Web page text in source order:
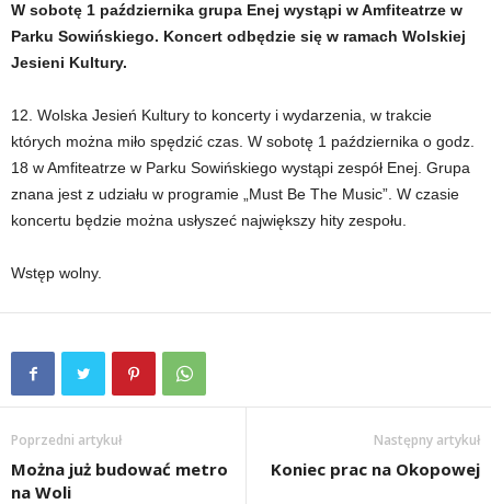
W sobotę 1 października grupa Enej wystąpi w Amfiteatrze w
Parku Sowińskiego. Koncert odbędzie się w ramach Wolskiej
Jesieni Kultury.
12. Wolska Jesień Kultury to koncerty i wydarzenia, w trakcie
których można miło spędzić czas. W sobotę 1 października o godz.
18 w Amfiteatrze w Parku Sowińskiego wystąpi zespół Enej. Grupa
znana jest z udziału w programie „Must Be The Music”. W czasie
koncertu będzie można usłyszeć największy hity zespołu.
Wstęp wolny.
Poprzedni artykuł
Można już budować metro
na Woli
Następny artykuł
Koniec prac na Okopowej